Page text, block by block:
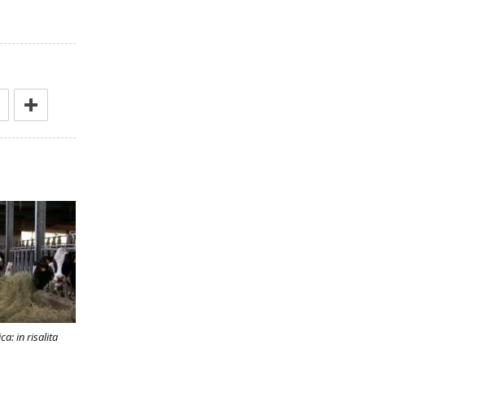
in risalita